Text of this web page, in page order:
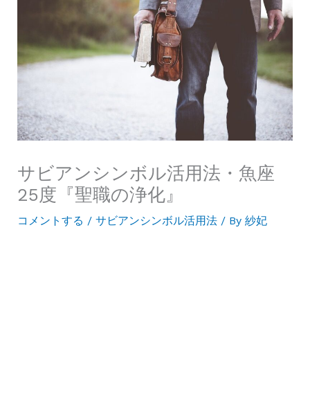
ュ
ー
サビアンシンボル活用法・魚座
25度『聖職の浄化』
コメントする / サビアンシンボル活用法/ By 紗妃